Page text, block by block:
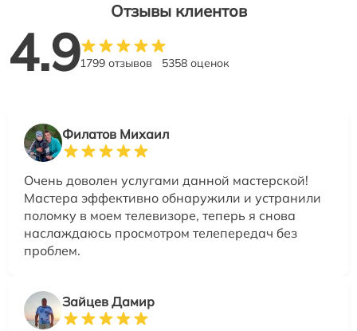
Отзывы клиентов
4.91799 отзывов 5358 оценок
Филатов Михаил
Очень доволен услугами данной мастерской!
Мастера эффективно обнаружили и устранили
поломку в моем телевизоре, теперь я снова
наслаждаюсь просмотром телепередач без
проблем.
Зайцев Дамир